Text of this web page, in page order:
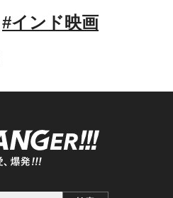
#インド映画